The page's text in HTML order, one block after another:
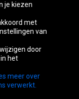
Magyarország
Kingdom
je kiezen
met
van
door
het
meer over
verwerkt.